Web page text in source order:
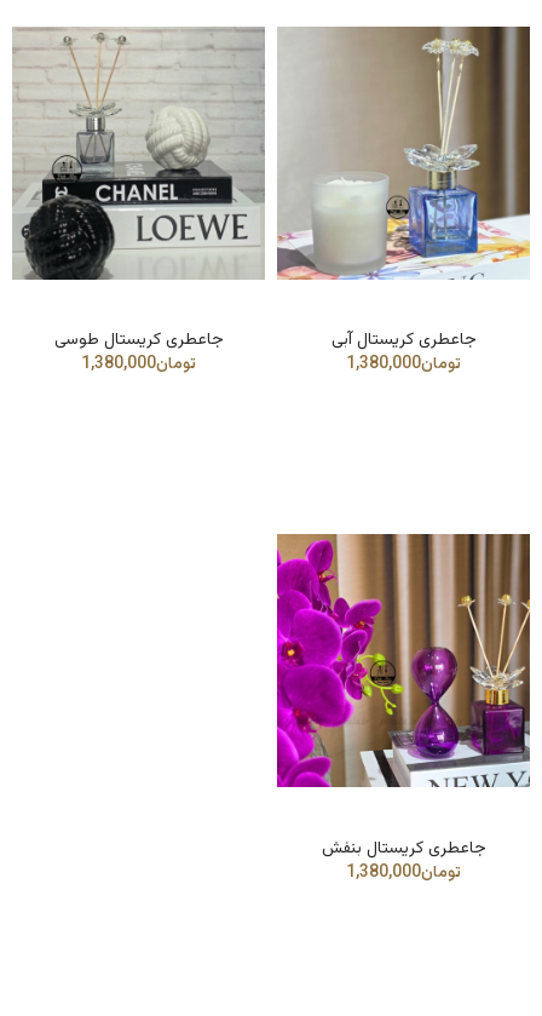
جاعطری کریستال آبی
جاعطری کریستال طوسی
جاعطری کریستال بنفش